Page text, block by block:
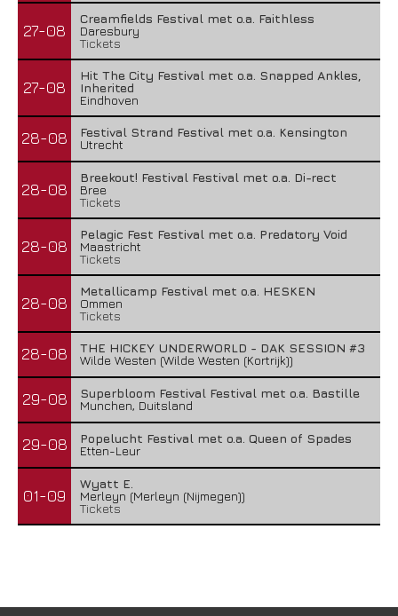
27-08
Creamfields Festival met o.a. Faithless
Daresbury
Tickets
27-08
Hit The City Festival met o.a. Snapped Ankles,
Inherited
Eindhoven
28-08
Festival Strand Festival met o.a. Kensington
Utrecht
28-08
Breekout! Festival Festival met o.a. Di-rect
Bree
Tickets
28-08
Pelagic Fest Festival met o.a. Predatory Void
Maastricht
Tickets
28-08
Metallicamp Festival met o.a. HESKEN
Ommen
Tickets
28-08
THE HICKEY UNDERWORLD - DAK SESSION #3
Wilde Westen (Wilde Westen (Kortrijk))
29-08
Superbloom Festival Festival met o.a. Bastille
Munchen, Duitsland
29-08
Popelucht Festival met o.a. Queen of Spades
Etten-Leur
01-09
Wyatt E.
Merleyn (Merleyn (Nijmegen))
Tickets